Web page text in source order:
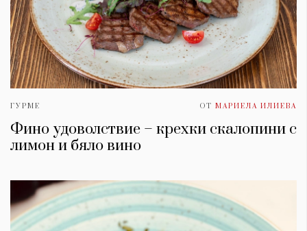
ГУРМЕ ОТ МАРИЕЛА ИЛИЕВА
Фино удоволствие – крехки скалопини с
лимон и бяло вино